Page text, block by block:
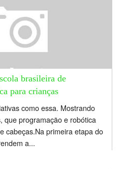
brasileira de
para crianças
como essa. Mostrando
que programação e robótica
cabeças.Na primeira etapa do
a...